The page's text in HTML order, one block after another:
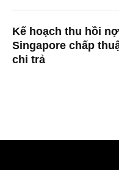
Kế hoạch thu hồi
Singapore chấp
chi trả